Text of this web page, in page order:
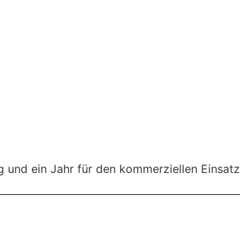
ein Jahr für den kommerziellen Einsatz